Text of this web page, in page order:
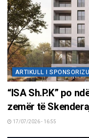
ARTIKULL I
“ISA Sh.P.K” po
zemër të
17/07/2026 - 16:55